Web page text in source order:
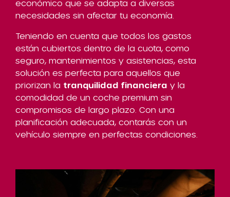
económico que se adapta a diversas
necesidades sin afectar tu economía.
Teniendo en cuenta que todos los gastos
están cubiertos dentro de la cuota, como
seguro, mantenimientos y asistencias, esta
solución es perfecta para aquellos que
priorizan la tranquilidad financiera y la
comodidad de un coche premium sin
compromisos de largo plazo. Con una
planificación adecuada, contarás con un
vehículo siempre en perfectas condiciones.